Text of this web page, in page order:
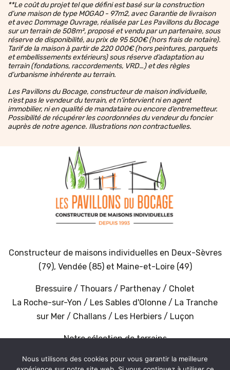
**Le coût du projet tel que défini est basé sur la construction
d’une maison de type MOGAO - 97m2, avec Garantie de livraison
et avec Dommage Ouvrage, réalisée par Les Pavillons du Bocage
sur un terrain de 508m², proposé et vendu par un partenaire, sous
réserve de disponibilité, au prix de 95 500€ (hors frais de notaire).
Tarif de la maison à partir de 220 000€ (hors peintures, parquets
et embellissements extérieurs) sous réserve d’adaptation au
terrain (fondations, raccordements, VRD…) et des règles
d’urbanisme inhérente au terrain.
Les Pavillons du Bocage, constructeur de maison individuelle,
n’est pas le vendeur du terrain, et n’intervient ni en agent
immobilier, ni en qualité de mandataire ou encore d’entremetteur.
Possibilité de récupérer les coordonnées du vendeur du foncier
auprès de notre agence. Illustrations non contractuelles.
Constructeur de maisons individuelles en Deux-Sèvres
(79), Vendée (85)et Maine-et-Loire (49)
Bressuire / Thouars / Parthenay / Cholet
La Roche-sur-Yon / Les Sables d'Olonne / La Tranche
sur Mer/ Challans/ Les Herbiers/ Luçon
Notre sélection de terrains
Nous utilisons des cookies pour vous garantir la meilleure